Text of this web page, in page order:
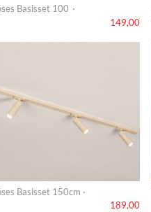
Basisset 100 ·
149,00
Basisset 150cm ·
189,00